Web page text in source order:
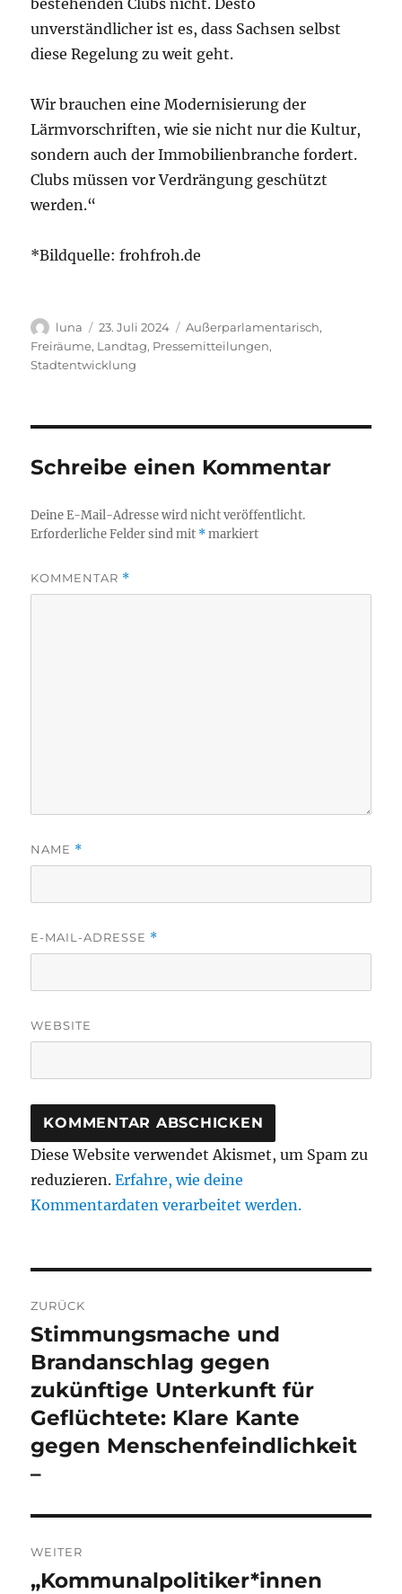
unverständlicher ist es, dass Sachsen selbst
diese Regelung zu weit geht.
Wir brauchen eine Modernisierung der
Lärmvorschriften, wie sie nicht nur die Kultur,
sondern auch der Immobilienbranche fordert.
Clubs müssen vor Verdrängung geschützt
werden.“
*Bildquelle: frohfroh.de
Autor
luna
Veröffentlicht
am
23. Juli 2024 Kategorien
Außerparlamentarisch,
Freiräume, Landtag, Pressemitteilungen,
Stadtentwicklung
Schreibe einen Kommentar
Deine E-Mail-Adresse wird nicht veröffentlicht.
Erforderliche Felder sind mit *markiert
KOMMENTAR *
NAME *
E-MAIL-ADRESSE *
WEBSITE
Diese Website verwendet Akismet, um Spam zu
reduzieren.Erfahre, wie deine
Kommentardaten verarbeitet werden.
ZURÜCK
Vorheriger
Beitrag:
Stimmungsmache und
Brandanschlag gegen
zukünftige Unterkunft für
Geflüchtete: Klare Kante
gegen Menschenfeindlichkeit
–
WEITER
Nächster
„Kommunalpolitiker*innen